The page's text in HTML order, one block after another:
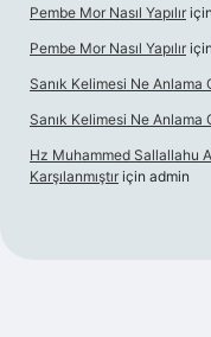
Pembe Mor Nasıl Yapılır için
Pembe Mor Nasıl Yapılır için
Sanık Kelimesi Ne Anlama
Sanık Kelimesi Ne Anlama
Hz Muhammed Sallallahu
Karşılanmıştır için admin